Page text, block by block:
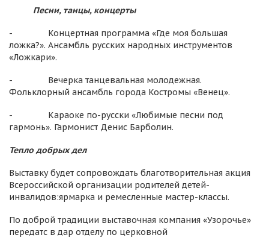
Песни, танцы, концерты
- Концертная программа «Где моя большая
ложка?». Ансамбль русских народных инструментов
«Ложкари».
- Вечерка танцевальная молодежная.
Фольклорный ансамбль города Костромы «Венец».
- Караоке по-русски «Любимые песни под
гармонь». Гармонист Денис Барболин.
Тепло добрых дел
Выставку будет сопровождать благотворительная акция
Всероссийской организации родителей детей-
инвалидов:ярмарка и ремесленные мастер-классы.
По доброй традиции выставочная компания «Узорочье»
передатс в дар отделу по церковной